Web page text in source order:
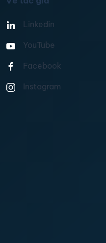
Linkedin
YouTube
Facebook
Instagram